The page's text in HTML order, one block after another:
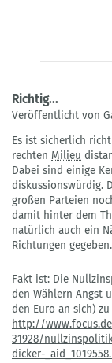
Richtig...
Veröffentlicht von
Es ist sicherlich
rechten Milieu
Dabei sind einige
diskussionswürdig.
großen Parteien
damit hinter dem
natürlich auch ein
Richtungen gegeben.
Fakt ist: Die
den Wählern Angst
den Euro an sich)
http://
31928/
dicker-